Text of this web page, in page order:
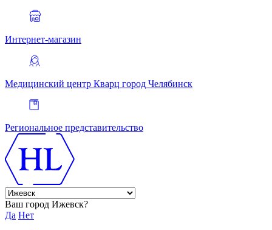
Интернет-магазин
Медицинский центр Кварц город Челябинск
Региональное представительство
Ваш город Ижевск?
Да Нет